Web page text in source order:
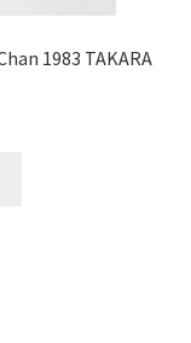
1983 TAKARA